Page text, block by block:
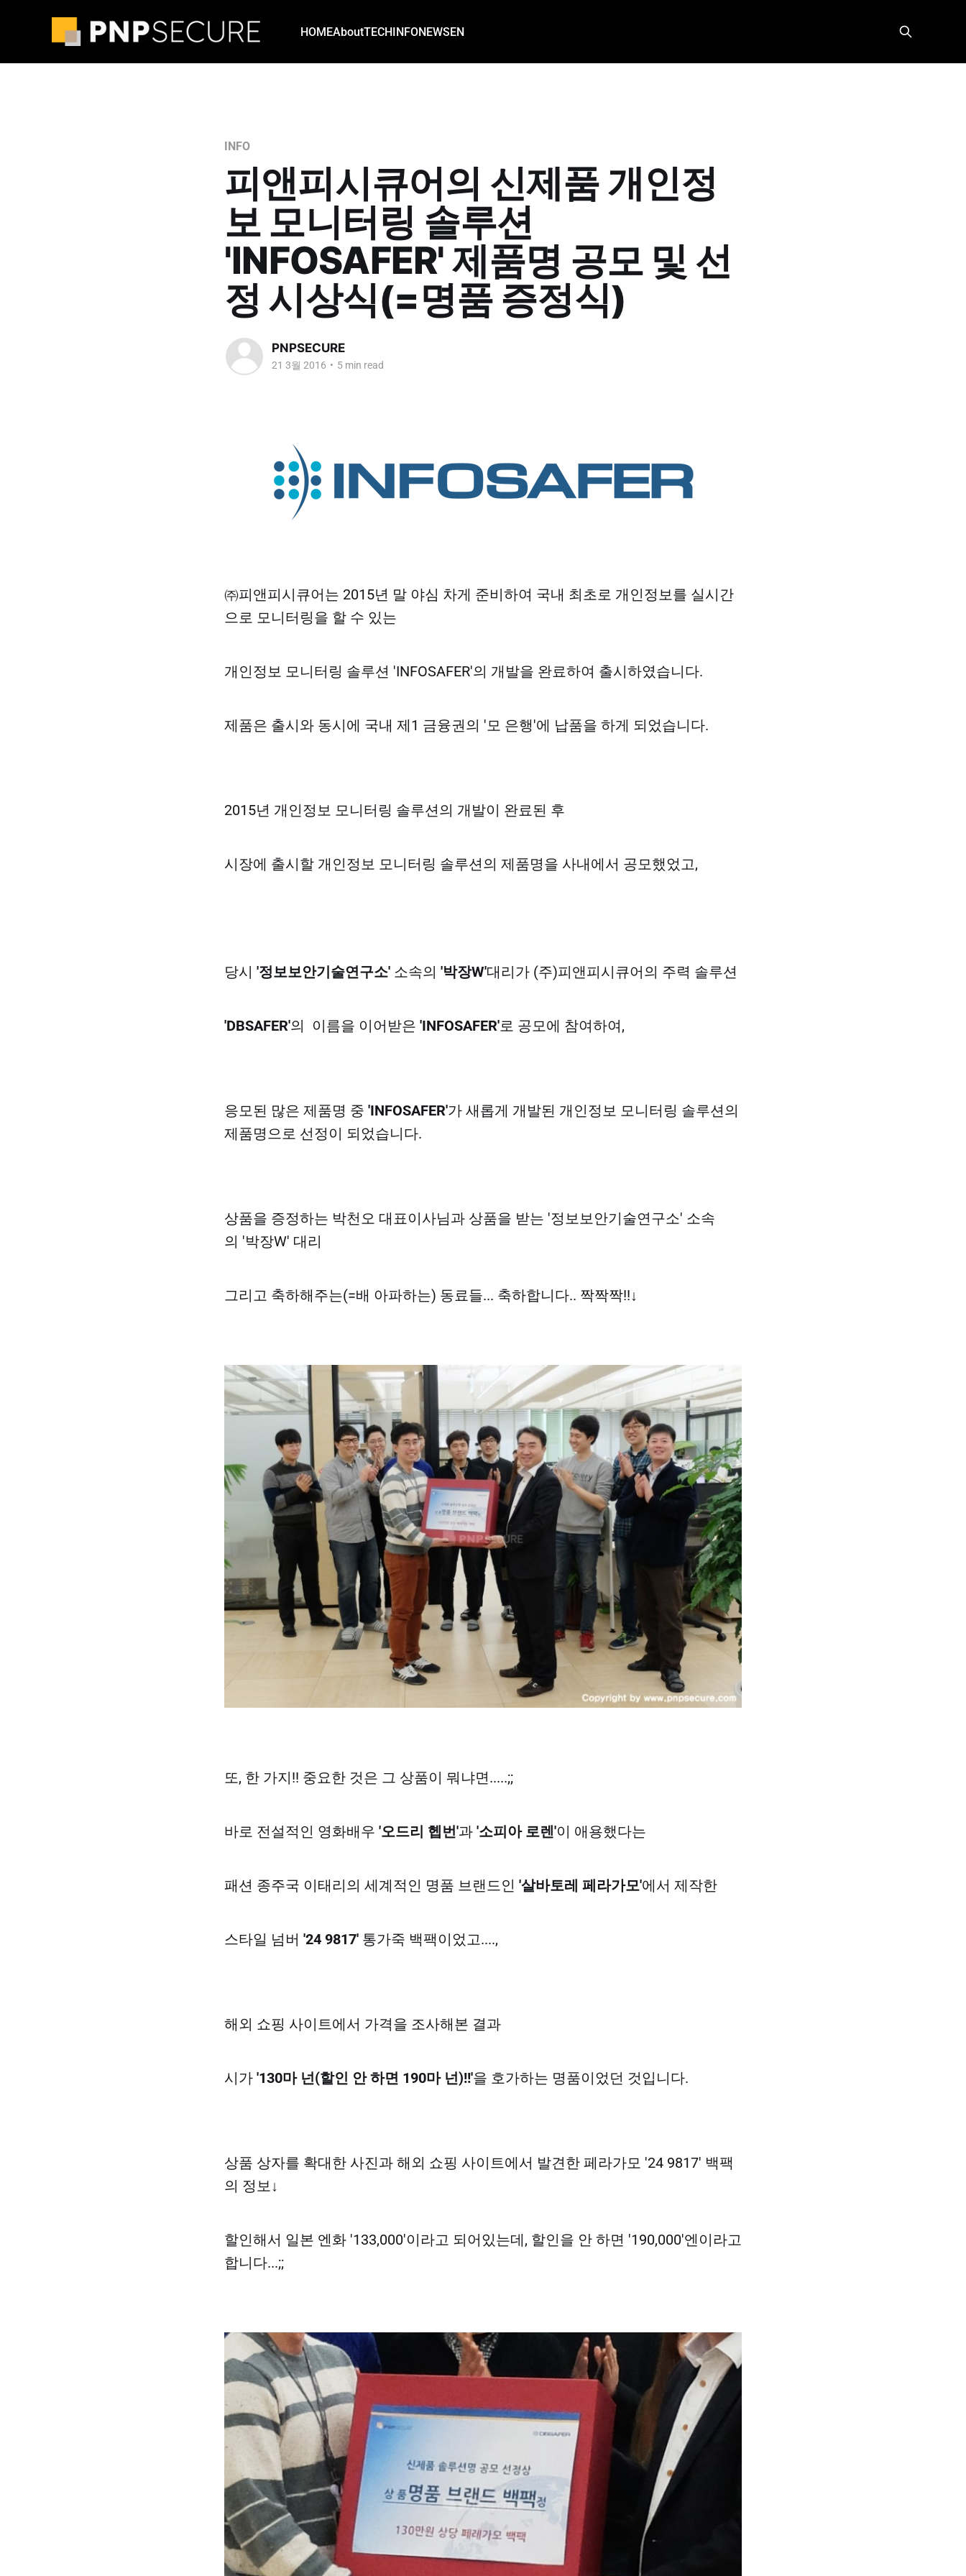
HOMEAboutTECHINFONEWSEN
INFO
피앤피시큐어의 신제품 개인정
보 모니터링 솔루션
'INFOSAFER' 제품명 공모 및 선
정 시상식(=명품 증정식)
PNPSECURE
21 3월 2016 • 5 min read
㈜피앤피시큐어는 2015년 말 야심 차게 준비하여 국내 최초로 개인정보를 실시간
으로 모니터링을 할 수 있는
개인정보 모니터링 솔루션 'INFOSAFER'의 개발을 완료하여 출시하였습니다.
제품은 출시와 동시에 국내 제1 금융권의 '모 은행'에 납품을 하게 되었습니다.
2015년 개인정보 모니터링 솔루션의 개발이 완료된 후
시장에 출시할 ​개인정보 모니터링 솔루션의 제품명을 사내에서 공모했었고,
당시 '정보보안기술연구소' 소속의 '박장W'대리가 (주)피앤피시큐어의 주력 솔루션
'DBSAFER'의 이름을 이어받은 'INFOSAFER'로 공모에 참여하여,
응모된 많은 제품명 중 'INFOSAFER'가 새롭게 개발된 개인정보 모니터링 솔루션의
제품명으로 선정이 되었습니다.
상품을 증정하는 박천오 대표이사님과 상품을 받는 '정보보안기술연구소' 소속
의 '박장W' 대리
그리고 축하해주는(=배 아파하는) 동료들... 축하합니다.. 짝짝짝!!↓
또, 한 가지!! 중요한 것은 그 상품이 뭐냐면.....;;
바로 전설적인 영화배우 '오드리 헵번'과 '소피아 로렌'이 애용했다는
패션 종주국 이태리의 세계적인 명품 브랜드인 '살바토레 페라가모'에서 제작한
스타일 넘버 '24 9817' 통가죽 백팩이었고....,
해외 쇼핑 사이트에서 가격을 조사해본 결과
시가 '130마 넌(할인 안 하면 190마 넌)!!'을 호가하는 명품이었던 것입니다.
상품 상자를 확대한 사진과 해외 쇼핑 사이트에서 발견한 페라가모 '24 9817' 백팩
의 정보↓
할인해서 일본 엔화 '133,000'이라고 되어있는데, 할인을 안 하면 '190,000'엔이라고
합니다...;;